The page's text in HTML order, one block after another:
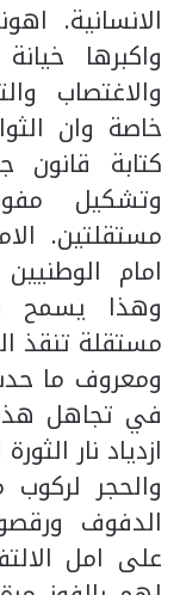
الانسانية.
واكبرها
والاغتصاب
خاصة وان
كتابة قانون
وتشكيل
مستقلتين.
امام
وهذا يسمح
مستقلة تنقذ
ومعروف ما
في تجاهل
ازدياد نار
والحجر لركوب
الدفوف
على امل